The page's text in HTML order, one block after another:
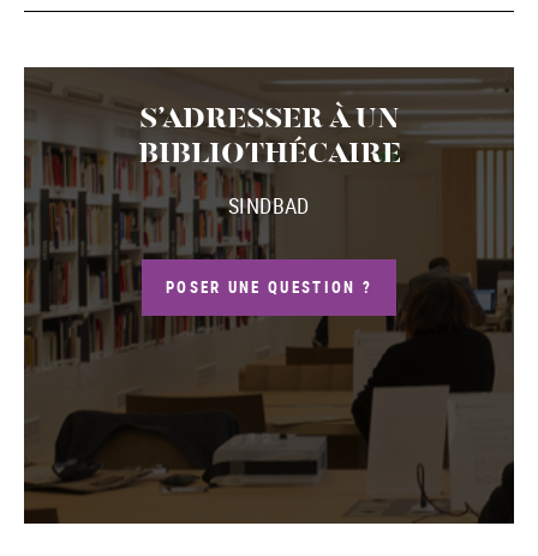
S’ADRESSER À UN
BIBLIOTHÉCAIRE
SINDBAD
POSER UNE QUESTION ?